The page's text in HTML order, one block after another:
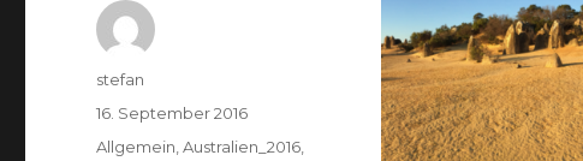
Autor
stefan
Veröffentlicht
am
16. September 2016
Kategorien
Allgemein,Australien_2016,